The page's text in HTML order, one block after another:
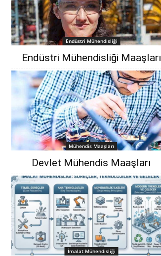
Endüstri Mühendisliği
Endüstri Mühendisliği Maaşları
Mühendis Maaşları
Devlet Mühendis Maaşları
İmalat Mühendisliği